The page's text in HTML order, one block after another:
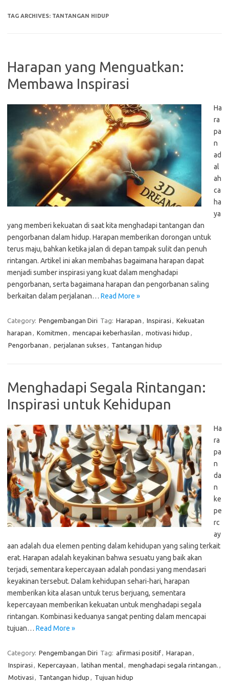
TAG ARCHIVES: TANTANGAN HIDUP
Harapan yang Menguatkan:
Membawa Inspirasi
Ha
ra
pa
n
ad
al
ah
ca
ha
ya
yang memberi kekuatan di saat kita menghadapi tantangan dan
pengorbanan dalam hidup. Harapan memberikan dorongan untuk
terus maju, bahkan ketika jalan di depan tampak sulit dan penuh
rintangan. Artikel ini akan membahas bagaimana harapan dapat
menjadi sumber inspirasi yang kuat dalam menghadapi
pengorbanan, serta bagaimana harapan dan pengorbanan saling
berkaitan dalam perjalanan… Read More »
Category: Pengembangan Diri Tag: Harapan , Inspirasi , Kekuatan
harapan , Komitmen , mencapai keberhasilan , motivasi hidup ,
Pengorbanan , perjalanan sukses , Tantangan hidup
Menghadapi Segala Rintangan:
Inspirasi untuk Kehidupan
Ha
ra
pa
n
da
n
ke
pe
rc
ay
aan adalah dua elemen penting dalam kehidupan yang saling terkait
erat. Harapan adalah keyakinan bahwa sesuatu yang baik akan
terjadi, sementara kepercayaan adalah pondasi yang mendasari
keyakinan tersebut. Dalam kehidupan sehari-hari, harapan
memberikan kita alasan untuk terus berjuang, sementara
kepercayaan memberikan kekuatan untuk menghadapi segala
rintangan. Kombinasi keduanya sangat penting dalam mencapai
tujuan… Read More »
Category: Pengembangan Diri Tag: afirmasi positif, Harapan ,
Inspirasi , Kepercayaan , latihan mental, menghadapi segala rintangan. ,
Motivasi , Tantangan hidup , Tujuan hidup